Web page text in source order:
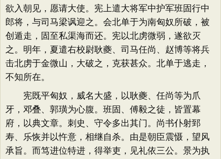
欲入朝见，愿请大使。宪上遣大将军中护军班固行中
郎将，与司马梁讽迎之。会北单于为南匈奴所破，被
创遁走，固至私渠海而还。宪以北虏微弱，遂欲灭
之。明年，夏遣右校尉耿夔、司马任尚、赵博等将兵
击北虏于金微山，大破之，克获甚众。北单于逃走，
不知所在。
宪既平匈奴，威名大盛，以耿夔、任尚等为爪
牙，邓叠、郭璜为心腹。班固、傅毅之徒，皆置幕
府，以典文章。刺史、守令多出其门。尚书仆射郅
寿、乐恢并以忤意，相继自杀。由是朝臣震慑，望风
承旨。而笃进位特进，得举吏，见礼依三公。景为执